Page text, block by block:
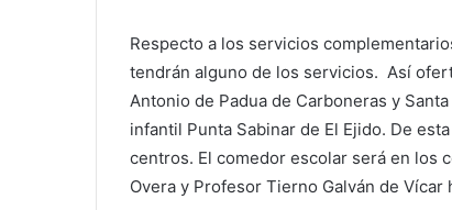
Respecto a los servicios
tendrán alguno de los servicios. Así
Antonio de Padua de Carboneras y
infantil Punta Sabinar de El Ejido. De
centros. El comedor escolar será en los
Overa y Profesor Tierno Galván de